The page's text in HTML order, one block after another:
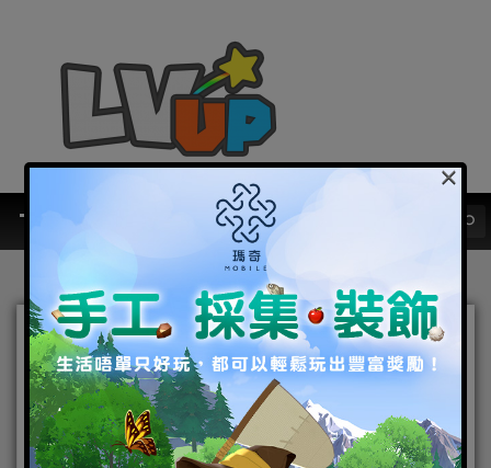
用手機煮關東煮 休閒遊戲
《THE おでん》Android版
正式上架
2015-05-19|Android,手機遊戲 THE おでん,休閒手遊,
×